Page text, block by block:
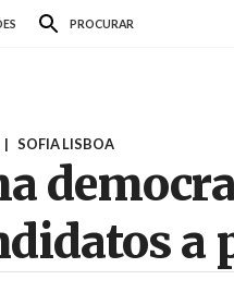
PROCURAR
| SOFIA LISBOA